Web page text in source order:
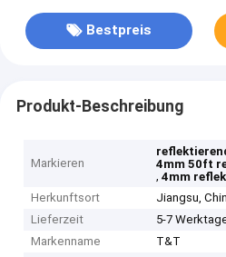
Bestpreis
Produkt-Beschreibung
Markieren
4mm 50ft
,4mm
Herkunftsort
Jiangsu,
Lieferzeit
5-7
Markenname
T&T